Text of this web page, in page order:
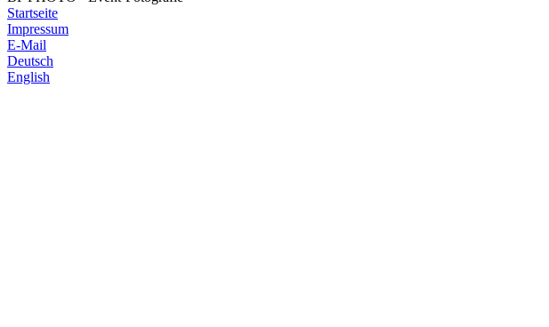
Startseite
Impressum
E-Mail
Deutsch
English